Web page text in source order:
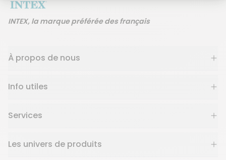
INTEX, la marque préférée des français
À propos de nous
Info utiles
Services
Les univers de produits